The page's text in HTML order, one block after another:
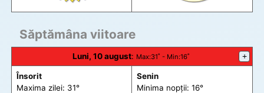
Săptămâna viitoare
Luni, 10 august: Max:31˚ - Min:16˚ +
Însorit
Maxima zilei: 31°
Senin
Minima nopții: 16°